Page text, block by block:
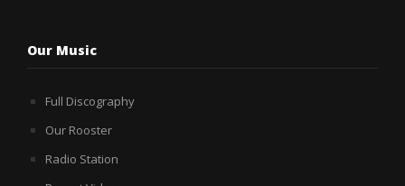
Our Music
Full Discography
Our Rooster
Radio Station